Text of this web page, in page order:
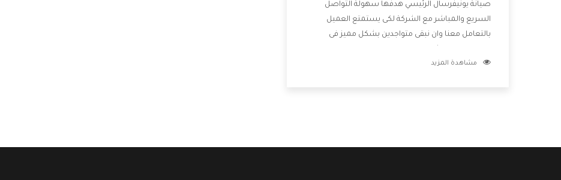
صيانة يونيفرسال الرئيسي هدفها سهولة التواصل
السريع والمباشر مع الشركة لكى يستمتع العميل
بالتعامل معنا وان نبقى متواجدين بشكل مميز فى
للعميل وان يستمتع بالخدمات التى تنفرد الشركة بها
مشاهدة المزيد